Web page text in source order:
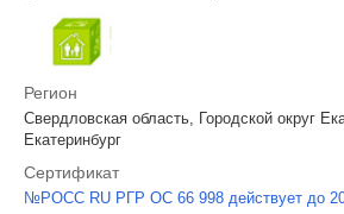
Регион
Свердловская область, Городской округ
Екатеринбург
Сертификат
№РОСС RU РГР ОС 66 998 действует до